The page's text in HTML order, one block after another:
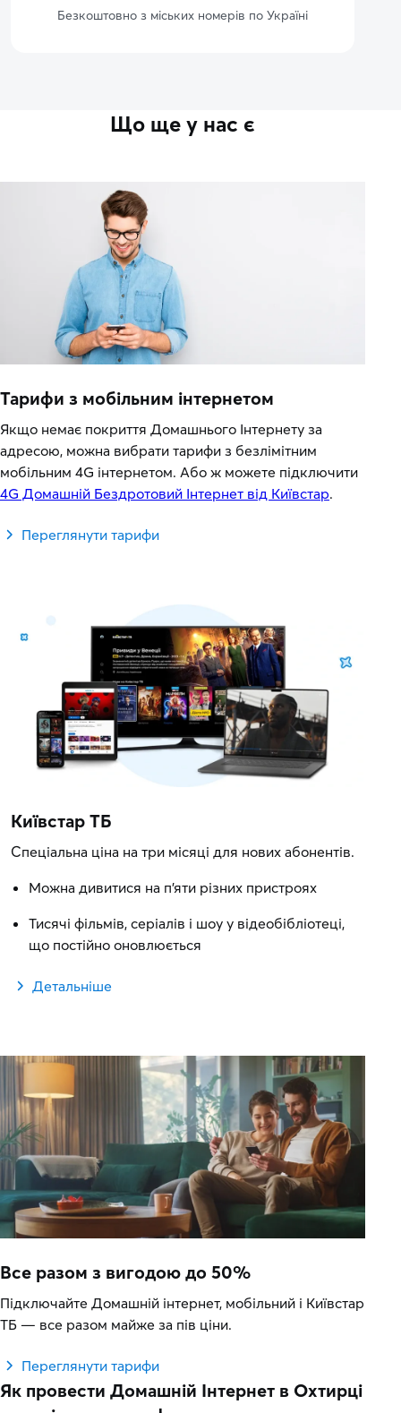
Безкоштовно з міських номерів по Україні
Що ще у нас є
Тарифи з мобільним інтернетом
Якщо немає покриття Домашнього Інтернету за
адресою, можна вибрати тарифи з безлімітним
мобільним 4G інтернетом. Або ж можете підключити
4G Домашній Бездротовий Інтернет від Київстар.
Переглянути тарифи
Київстар ТБ
Спеціальна ціна на три місяці для нових абонентів.
Можна дивитися на п'яти різних пристроях
Тисячі фільмів, серіалів і шоу у відеобібліотеці,
що постійно оновлюється
Детальніше
Все разом з вигодою до 50%
Підключайте Домашній інтернет, мобільний і Київстар
ТБ — все разом майже за пів ціни.
Переглянути тарифи
Як провести Домашній Інтернет в Охтирці